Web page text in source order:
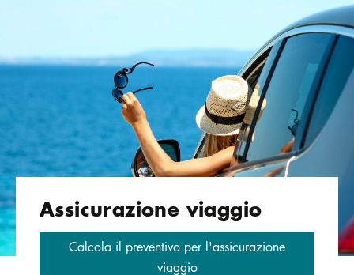
Assicurazione viaggio
Calcola il preventivo per l'assicurazione
viaggio